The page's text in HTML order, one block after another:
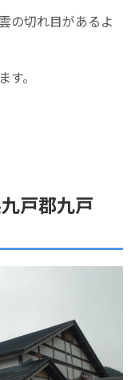
の切れ目があるよ
。
戸郡九戸